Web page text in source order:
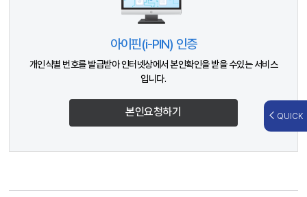
아이핀(i-PIN) 인증
개인식별 번호를 발급받아 인터넷상에서 본인확인을 받을 수있는 서비스
입니다.
본인요청하기 QUICK